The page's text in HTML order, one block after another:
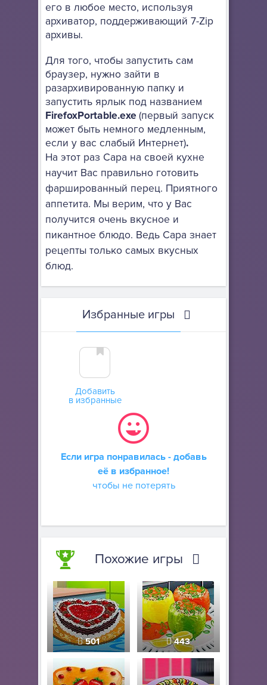
его в любое место, используя
архиватор, поддерживающий 7-Zip
архивы.
Для того, чтобы запустить сам
браузер, нужно зайти в
разархивированную папку и
запустить ярлык под названием
FirefoxPortable.exe(первый запуск
может быть немного медленным,
если у вас слабый Интернет).
На этот раз Сара на своей кухне
научит Вас правильно готовить
фаршированный перец. Приятного
аппетита. Мы верим, что у Вас
получится очень вкусное и
пикантное блюдо. Ведь Сара знает
рецепты только самых вкусных
блюд.
Избранные игры
Добавить
в избранные
Если игра понравилась - добавь
её в избранное!
чтобы не потерять
Похожие игры
501 443